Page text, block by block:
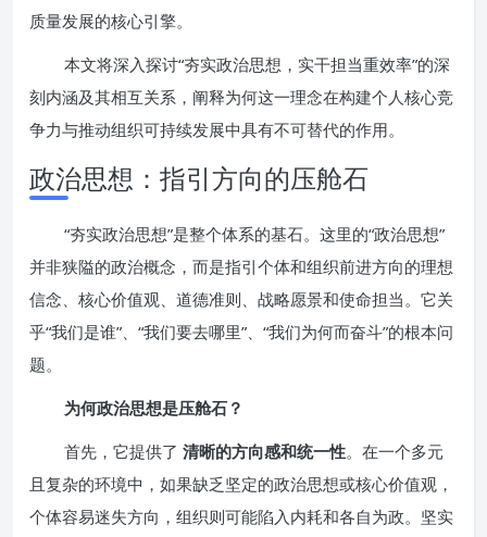
质量发展的核心引擎。
本文将深入探讨“夯实政治思想，实干担当重效率”的深
刻内涵及其相互关系，阐释为何这一理念在构建个人核心竞
争力与推动组织可持续发展中具有不可替代的作用。
政治思想：指引方向的压舱石
“夯实政治思想”是整个体系的基石。这里的“政治思想”
并非狭隘的政治概念，而是指引个体和组织前进方向的理想
信念、核心价值观、道德准则、战略愿景和使命担当。它关
乎“我们是谁”、“我们要去哪里”、“我们为何而奋斗”的根本问
题。
为何政治思想是压舱石？
首先，它提供了 清晰的方向感和统一性。在一个多元
且复杂的环境中，如果缺乏坚定的政治思想或核心价值观，
个体容易迷失方向，组织则可能陷入内耗和各自为政。坚实